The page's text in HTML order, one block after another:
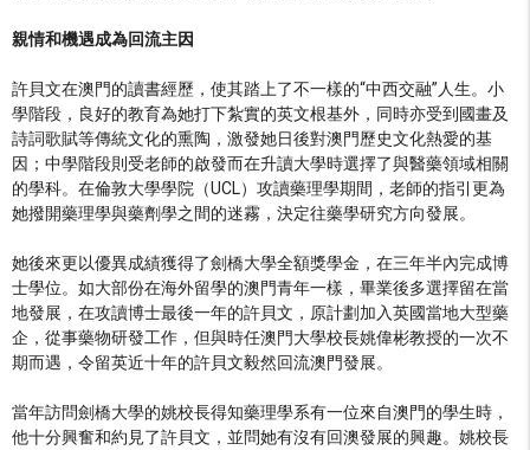
親情和機遇成為回流主因
許貝文在澳門的讀書經歷，使其踏上了不一樣的“中西交融”人生。小
學階段，良好的教育為她打下紮實的英文根基外，同時亦受到國畫及
詩詞歌賦等傳統文化的熏陶，激發她日後對澳門歷史文化熱愛的基
因；中學階段則受老師的啟發而在升讀大學時選擇了與醫藥領域相關
的學科。在倫敦大學學院（UCL）攻讀藥理學期間，老師的指引更為
她撥開藥理學與藥劑學之間的迷霧，決定往藥學研究方向發展。
她後來更以優異成績獲得了劍橋大學全額獎學金，在三年半內完成博
士學位。如大部份在海外留學的澳門青年一樣，畢業後多選擇留在當
地發展，在攻讀博士最後一年的許貝文，原計劃加入英國當地大型藥
企，從事藥物研發工作，但與時任澳門大學校長姚偉彬教授的一次不
期而遇，令留英近十年的許貝文毅然回流澳門發展。
當年訪問劍橋大學的姚校長得知藥理學系有一位來自澳門的學生時，
他十分興奮和約見了許貝文，並問她有沒有回澳發展的興趣。姚校長